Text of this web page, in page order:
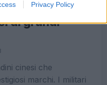
Privacy Policy
32 milioni di
di grandi
cinesi che
marchi. I militari